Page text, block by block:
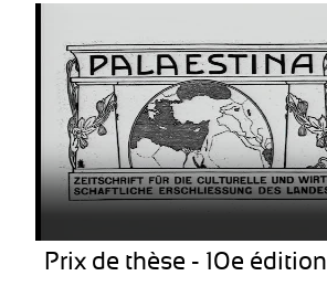
Prix de thèse - 10e édition